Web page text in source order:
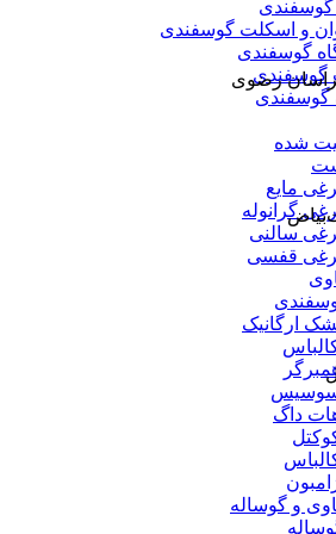
و اسکلت گوسفندی
گوسفندی
گوسفندی
گوسفندی
شده
مایع
گرانوله
سالنی
قفسی
ارگانیک
سوسیس
هات داگ
و گوساله
رضوی